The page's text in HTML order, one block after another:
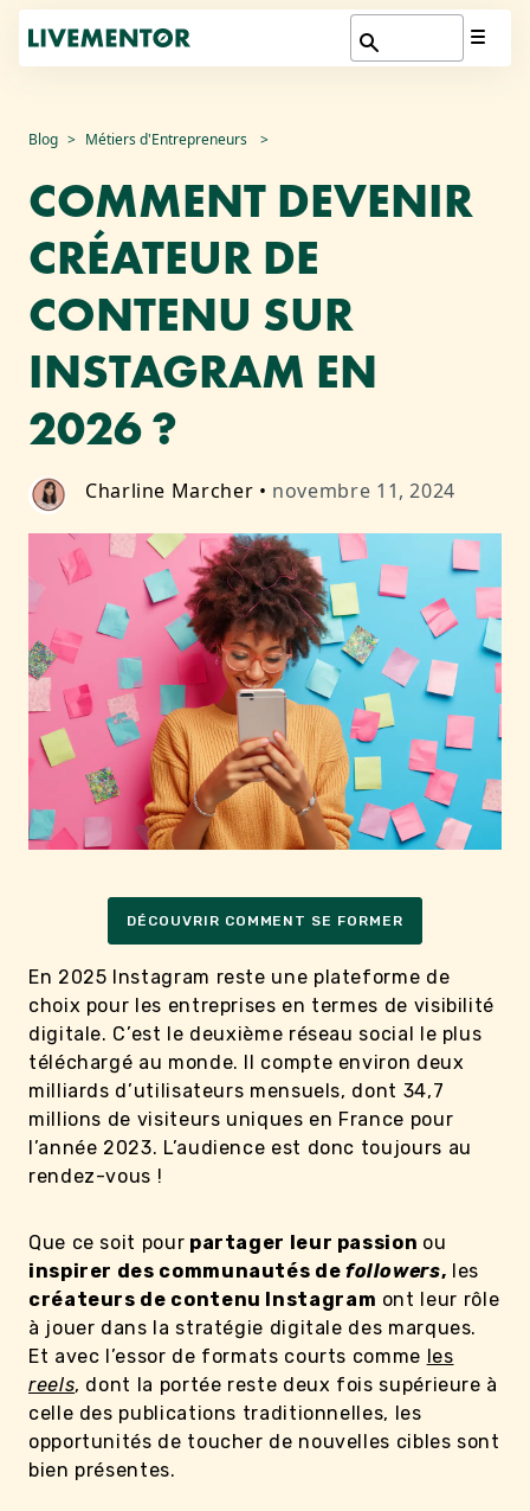
Aller
contenu
Blog Métiers d'Entrepreneurs
COMMENT DEVENIR
CRÉATEUR DE
CONTENU SUR
INSTAGRAM EN
2026 ?
Charline Marcher • novembre 11, 2024
DÉCOUVRIR COMMENT SE FORMER
En 2025 Instagram reste une plateforme de
choix pour les entreprises en termes de visibilité
digitale. C’est le deuxième réseau social le plus
téléchargé au monde. Il compte environ deux
milliards d’utilisateurs mensuels, dont 34,7
millions de visiteurs uniques en France pour
l’année 2023. L’audience est donc toujours au
rendez-vous !
Que ce soit pour partager leur passion ou
inspirer des communautés de followers, les
créateurs de contenu Instagram ont leur rôle
à jouer dans la stratégie digitale des marques.
Et avec l’essor de formats courts comme les
reels, dont la portée reste deux fois supérieure à
celle des publications traditionnelles, les
opportunités de toucher de nouvelles cibles sont
bien présentes.